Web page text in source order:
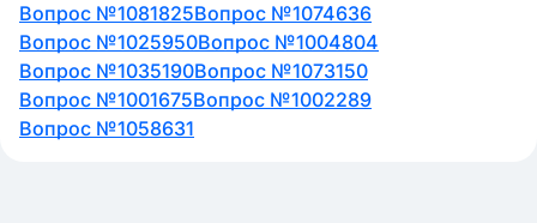
Вопрос №1081825Вопрос №1074636
Вопрос №1025950Вопрос №1004804
Вопрос №1035190Вопрос №1073150
Вопрос №1001675Вопрос №1002289
Вопрос №1058631